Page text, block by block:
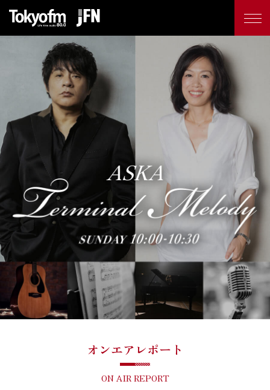
オンエアレポート
ON AIR REPORT